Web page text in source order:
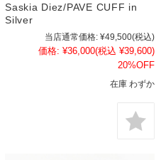
Saskia Diez/PAVE CUFF in
Silver
当店通常価格: ¥49,500(税込)
価格: ¥36,000(税込 ¥39,600)
20%OFF
在庫 わずか